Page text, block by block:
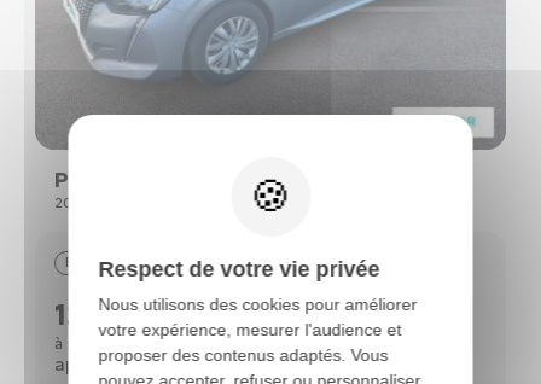
Peugeot 208
208 (2) PURETECH 75 S&S ACTIVE
Essence 29390 km 09/2022
12690 €
à partir de 112 € /mois*
après un 1er loyer de 3 818 €
Respect de votre vie privée
Nous utilisons des cookies pour améliorer
votre expérience, mesurer l'audience et
proposer des contenus adaptés. Vous